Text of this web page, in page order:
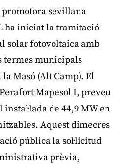
promotora sevillana
ha iniciat la tramitació
solar fotovoltaica amb
termes municipals
la Masó (Alt Camp). El
Mapesol I, preveu
de 44,9 MW en
Aquest dimecres
pública la sol·licitud
prèvia,